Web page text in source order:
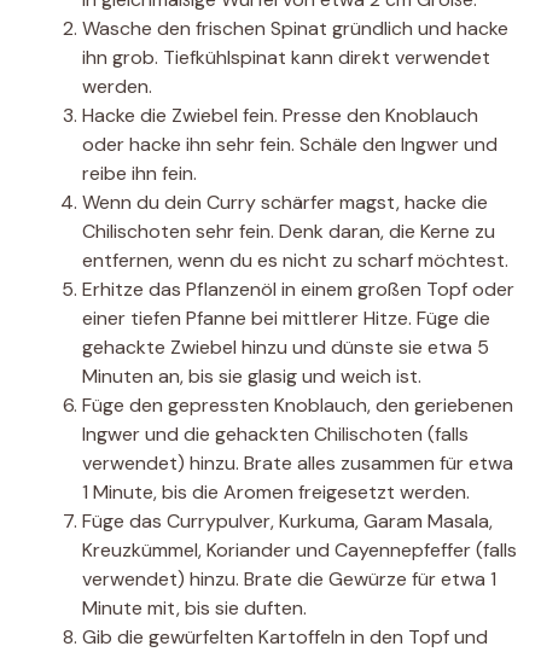
Wasche den frischen Spinat gründlich und hacke
ihn grob. Tiefkühlspinat kann direkt verwendet
werden.
Hacke die Zwiebel fein. Presse den Knoblauch
oder hacke ihn sehr fein. Schäle den Ingwer und
reibe ihn fein.
Wenn du dein Curry schärfer magst, hacke die
Chilischoten sehr fein. Denk daran, die Kerne zu
entfernen, wenn du es nicht zu scharf möchtest.
Erhitze das Pflanzenöl in einem großen Topf oder
einer tiefen Pfanne bei mittlerer Hitze. Füge die
gehackte Zwiebel hinzu und dünste sie etwa 5
Minuten an, bis sie glasig und weich ist.
Füge den gepressten Knoblauch, den geriebenen
Ingwer und die gehackten Chilischoten (falls
verwendet) hinzu. Brate alles zusammen für etwa
1 Minute, bis die Aromen freigesetzt werden.
Füge das Currypulver, Kurkuma, Garam Masala,
Kreuzkümmel, Koriander und Cayennepfeffer (falls
verwendet) hinzu. Brate die Gewürze für etwa 1
Minute mit, bis sie duften.
Gib die gewürfelten Kartoffeln in den Topf und